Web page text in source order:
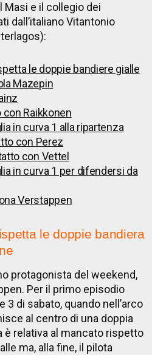
Masi e il collegio dei
dall’italiano Vitantonio
le doppie bandiere gialle
Mazepin
con Raikkonen
in curva 1 alla ripartenza
con Perez
con Vettel
in curva 1 per difendersi da
Verstappen
le doppie bandiera
protagonista del weekend,
Per il primo episodio
3 di sabato, quando nell’arco
al centro di una doppia
è relativa al mancato rispetto
ma, alla fine, il pilota